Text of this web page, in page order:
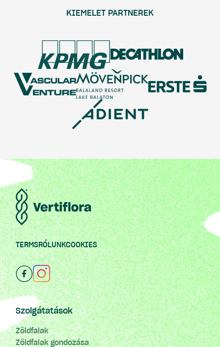
KIEMELET PARTNEREK
TERMSRÓLUNKCOOKIES
Szolgátatások
Zöldfalak
Zöldfalak gondozása